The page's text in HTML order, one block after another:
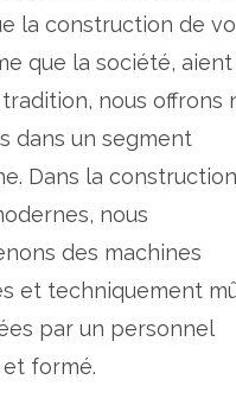
la construction de
que la société, aient
nous offrons
dans un segment
Dans la
nous
des machines
et techniquement
par un personnel
formé.